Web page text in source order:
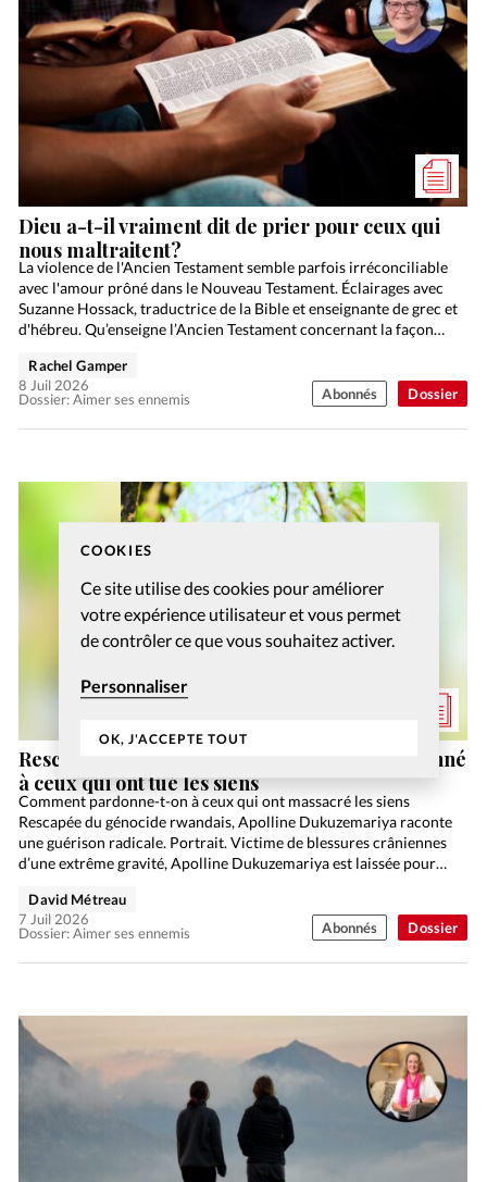
COOKIES
Ce site utilise des cookies pour améliorer
votre expérience utilisateur et vous permet
de contrôler ce que vous souhaitez activer.
Personnaliser
OK, J'ACCEPTE TOUT
Dossier
Dieu a-t-il vraiment dit de prier pour ceux qui
nous maltraitent?
La violence de l'Ancien Testament semble parfois irréconciliable
avec l'amour prôné dans le Nouveau Testament. Éclairages avec
Suzanne Hossack, traductrice de la Bible et enseignante de grec et
d'hébreu. Qu’enseigne l’Ancien Testament concernant la façon…
Dossier: Aimer ses ennemis
Rachel Gamper
8 Juil 2026
Abonnés
Dossier
Rescapée du génocide rwandais, elle a pardonné
à ceux qui ont tué les siens
Comment pardonne-t-on à ceux qui ont massacré les siens
Rescapée du génocide rwandais, Apolline Dukuzemariya raconte
une guérison radicale. Portrait. Victime de blessures crâniennes
d’une extrême gravité, Apolline Dukuzemariya est laissée pour
Dossier: Aimer ses ennemis
David Métreau
7 Juil 2026
Abonnés